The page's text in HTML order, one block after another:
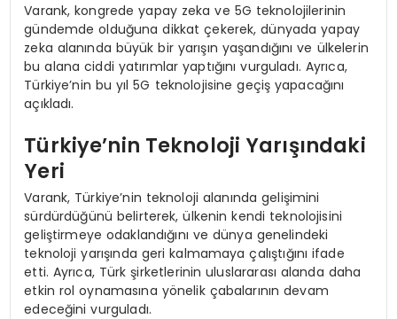
Varank, kongrede yapay zeka ve 5G teknolojilerinin
gündemde olduğuna dikkat çekerek, dünyada yapay
zeka alanında büyük bir yarışın yaşandığını ve ülkelerin
bu alana ciddi yatırımlar yaptığını vurguladı. Ayrıca,
Türkiye’nin bu yıl 5G teknolojisine geçiş yapacağını
açıkladı.
Türkiye’nin Teknoloji Yarışındaki
Yeri
Varank, Türkiye’nin teknoloji alanında gelişimini
sürdürdüğünü belirterek, ülkenin kendi teknolojisini
geliştirmeye odaklandığını ve dünya genelindeki
teknoloji yarışında geri kalmamaya çalıştığını ifade
etti. Ayrıca, Türk şirketlerinin uluslararası alanda daha
etkin rol oynamasına yönelik çabalarının devam
edeceğini vurguladı.